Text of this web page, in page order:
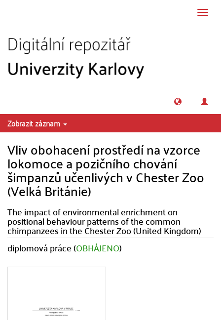
Zobrazit záznam
Vliv obohacení prostředí na vzorce
lokomoce a pozičního chování
šimpanzů učenlivých v Chester Zoo
(Velká Británie)
The impact of environmental enrichment on
positional behaviour patterns of the common
chimpanzees in the Chester Zoo (United Kingdom)
diplomová práce (OBHÁJENO)